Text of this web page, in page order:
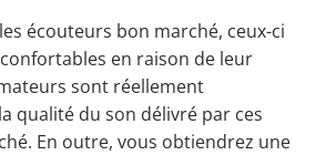
écouteurs bon marché, ceux-ci
en raison de leur
sont réellement
qualité du son délivré par ces
En outre, vous obtiendrez une